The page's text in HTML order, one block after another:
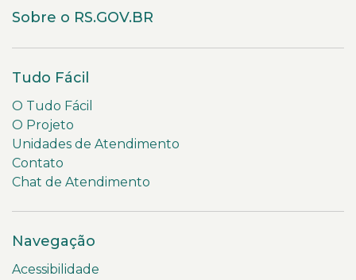
Sobre o RS.GOV.BR
Tudo Fácil
O Tudo Fácil
O Projeto
Unidades de Atendimento
Contato
Chat de Atendimento
Navegação
Acessibilidade